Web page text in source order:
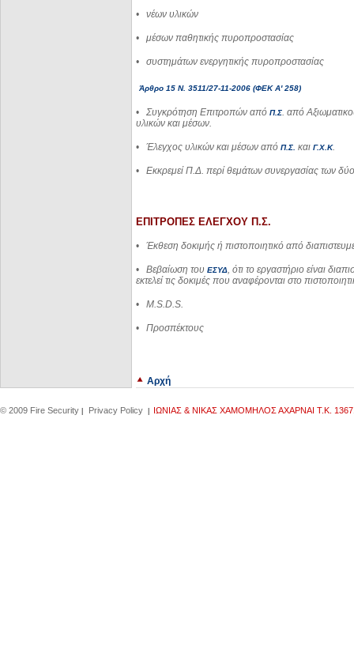
• νέων υλικών
• μέσων παθητικής πυροπροστασίας
• συστημάτων ενεργητικής πυροπροστασίας
Άρθρο 15 Ν. 3511/27-11-2006 (ΦΕΚ Α' 258)
• Συγκρότηση Επιτροπών από Π.Σ. από
υλικών και μέσων.
• Έλεγχος υλικών και μέσων από Π.Σ. και Γ.Χ.Κ.
• Εκκρεμεί Π.Δ. περί θεμάτων συνεργασίας των
ΕΠΙΤΡΟΠΕΣ ΕΛΕΓΧΟΥ Π.Σ.
• Έκθεση δοκιμής ή πιστοποιητικό από
• Βεβαίωση του ΕΣΥΔ, ότι το εργαστήριο είναι
εκτελεί τις δοκιμές που αναφέρονται στο
• M.S.D.S.
• Προσπέκτους
Αρχή
© 2009 Fire Security Privacy Policy IΩΝΙΑΣ & ΝΙΚΑΣ ΧΑΜΟΜΗΛΟΣ ΑΧΑΡΝΑΙ Τ.Κ.